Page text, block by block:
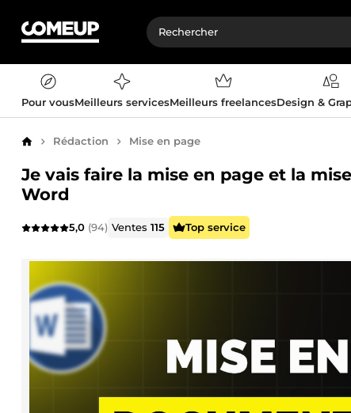
Pour vousMeilleurs servicesMeilleurs freelancesDesign &
AccueilRédaction Mise en page
Je vais faire la mise en page et la
Word
5,0 (94) Ventes115 Top service